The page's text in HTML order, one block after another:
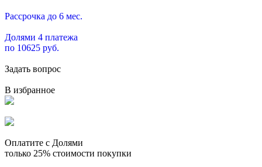
Рассрочка до 6 мес.
Долями 4 платежа
по 10625 руб.
Задать вопрос
В избранное
Оплатите с Долями
только 25% стоимости покупки